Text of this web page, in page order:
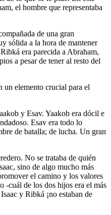
el hombre que representaba
de una gran
sólida a la hora de mantener
era parecida a Abraham,
a pesar de tener al resto del
elemento crucial para el
y Esav. Yaakob era dócil e
Esav era todo lo
de batalla; de lucha. Un gran
No se trataba de quién
sino de algo mucho más
el camino y los valores
-cuál de los dos hijos era el más
y Ribká ¡no estaban de